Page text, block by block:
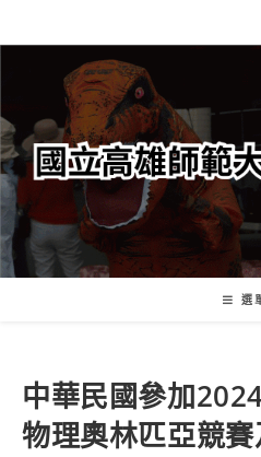
轉
要
內
容
選
中華民國參加
物理奧林匹亞競